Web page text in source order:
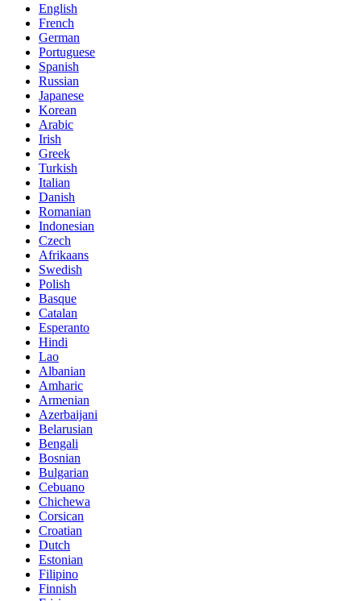
English
French
German
Portuguese
Spanish
Russian
Japanese
Korean
Arabic
Irish
Greek
Turkish
Italian
Danish
Romanian
Indonesian
Czech
Afrikaans
Swedish
Polish
Basque
Catalan
Esperanto
Hindi
Lao
Albanian
Amharic
Armenian
Azerbaijani
Belarusian
Bengali
Bosnian
Bulgarian
Cebuano
Chichewa
Corsican
Croatian
Dutch
Estonian
Filipino
Finnish